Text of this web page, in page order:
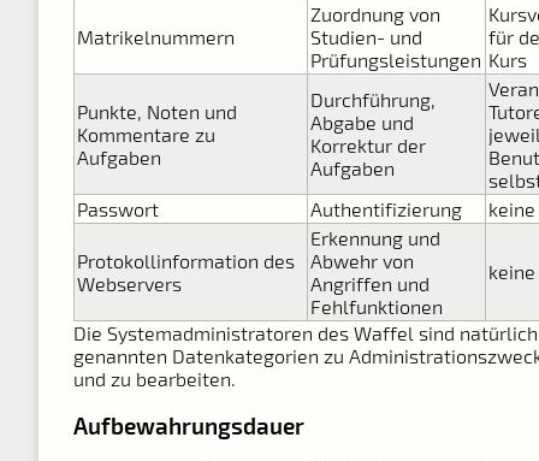
Matrikelnummern
Zuordnung von
Studien- und
Prüfungsleistungen
für
Kurs
Punkte, Noten und
Kommentare zu
Aufgaben
Durchführung,
Abgabe und
Korrektur der
Aufgaben
Passwort
Authentifizierung keine
Protokollinformation des
Webservers
Erkennung und
Abwehr von
Angriffen und
Fehlfunktionen
keine
Die Systemadministratoren des Waffel sind
genannten Datenkategorien zu
und zu bearbeiten.
Aufbewahrungsdauer